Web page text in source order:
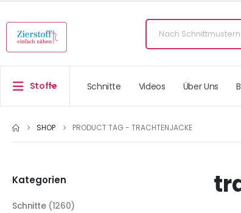
Stoffe Schnitte Videos Über Uns
SHOP PRODUCT TAG - TRACHTENJACKE
Kategorien
Schnitte (1260)